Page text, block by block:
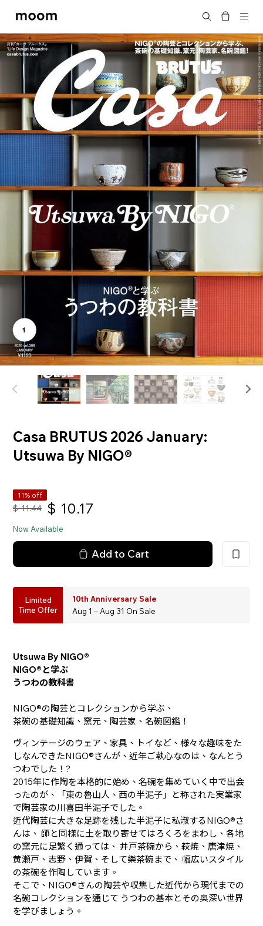
moom
bookshop
Search
Casa BRUTUS 2026 January:
Utsuwa By NIGO®
11% off
$ 11.44 $ 10.17
Now Available
Add to Cart
Limited
Time Offer
10th Anniversary Sale
Aug 1 – Aug 31 On Sale
Utsuwa By NIGO®
NIGO®と学ぶ
うつわの教科書
NIGO®の陶芸とコレクションから学ぶ、
茶碗の基礎知識、窯元、陶芸家、名碗図鑑！
ヴィンテージのウェア、家具、トイなど、様々な趣味をた
しなんできたNIGO®さんが、近年ご執心なのは、なんとう
つわでした！?
2015年に作陶を本格的に始め、名碗を集めていく中で出会
ったのが、「東の魯山人、西の半泥子」と称された実業家
で陶芸家の川喜田半泥子でした。
近代陶芸に大きな足跡を残した半泥子に私淑するNIGO®さ
んは、 師と同様に土を取り寄せてはろくろをまわし、各地
の窯元に足繁く通っては、 井戸茶碗から、萩焼、唐津焼、
黄瀬戸、志野、伊賀、そして樂茶碗まで、 幅広いスタイル
の茶碗を作陶しています。
そこで、NIGO®さんの陶芸や収集した近代から現代までの
名碗コレクションを通じて うつわの基本とその奥深い世界
を学びましょう。